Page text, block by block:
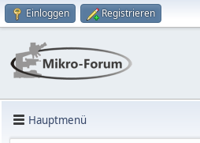
Einloggen Registrieren
Hauptmenü